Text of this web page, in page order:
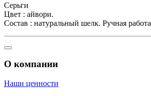
Серьги
Цвет : айвори.
Состав : натуральный шелк. Ручная работа
О компании
Наши ценности